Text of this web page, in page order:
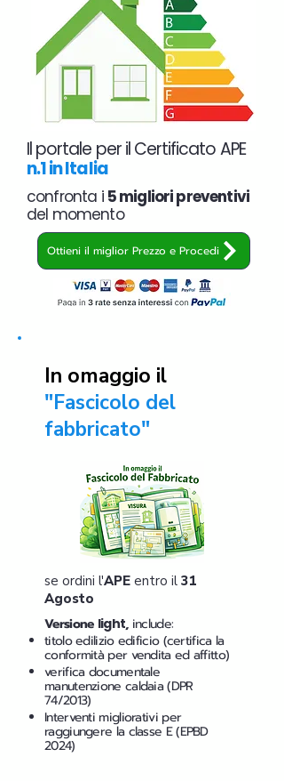
Il portale per il Certificato APE
n.1 in Italia
confronta i 5 migliori preventivi
del momento
Ottieni il miglior Prezzo e Procedi
In omaggio il
"Fascicolo del
fabbricato"
se ordini l'APE entro il 31
Agosto
Versione light,include:
titolo edilizio edificio (certifica la
conformità per vendita ed affitto)
verifica documentale
manutenzione caldaia (DPR
74/2013)
Interventi migliorativi per
raggiungere la classe E (EPBD
2024)